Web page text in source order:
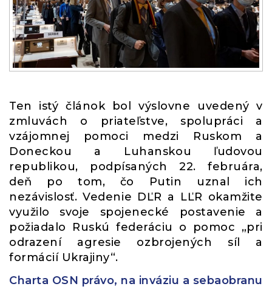
Ten istý článok bol výslovne uvedený v
zmluvách o priateľstve, spolupráci a
vzájomnej pomoci medzi Ruskom a
Doneckou a Luhanskou ľudovou
republikou, podpísaných 22. februára,
deň po tom, čo Putin uznal ich
nezávislosť. Vedenie DĽR a LĽR okamžite
využilo svoje spojenecké postavenie a
požiadalo Ruskú federáciu o pomoc „pri
odrazení agresie ozbrojených síl a
formácií Ukrajiny“.
Charta OSN právo, na inváziu a sebaobranu